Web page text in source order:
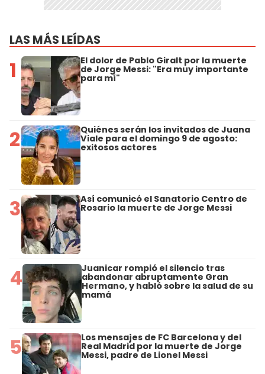
LAS MÁS LEÍDAS
1 El dolor de Pablo Giralt por la muerte
de Jorge Messi: "Era muy importante
para mí"
2 Quiénes serán los invitados de Juana
Viale para el domingo 9 de agosto:
exitosos actores
3 Así comunicó el Sanatorio Centro de
Rosario la muerte de Jorge Messi
4 Juanicar rompió el silencio tras
abandonar abruptamente Gran
Hermano, y habló sobre la salud de su
mamá
5 Los mensajes de FC Barcelona y del
Real Madrid por la muerte de Jorge
Messi, padre de Lionel Messi